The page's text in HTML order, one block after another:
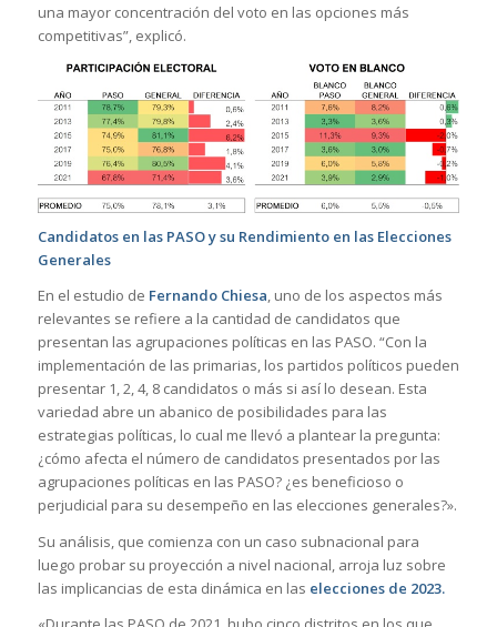
una mayor concentración del voto en las opciones más
competitivas”, explicó.
Candidatos en las PASO y su Rendimiento en las Elecciones
Generales
En el estudio de Fernando Chiesa, uno de los aspectos más
relevantes se refiere a la cantidad de candidatos que
presentan las agrupaciones políticas en las PASO. “Con la
implementación de las primarias, los partidos políticos pueden
presentar 1, 2, 4, 8 candidatos o más si así lo desean. Esta
variedad abre un abanico de posibilidades para las
estrategias políticas, lo cual me llevó a plantear la pregunta:
¿cómo afecta el número de candidatos presentados por las
agrupaciones políticas en las PASO? ¿es beneficioso o
perjudicial para su desempeño en las elecciones generales?».
Su análisis, que comienza con un caso subnacional para
luego probar su proyección a nivel nacional, arroja luz sobre
las implicancias de esta dinámica en las elecciones de 2023.